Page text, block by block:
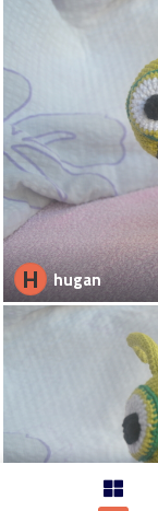
H hugan